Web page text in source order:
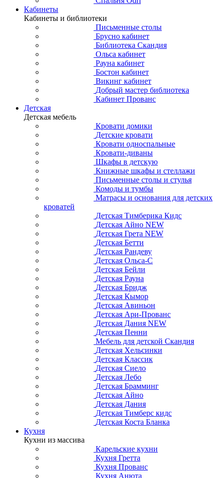
Кабинеты
Кабинеты и библиотеки
Письменные столы
Брусно кабинет
Библиотека Скандия
Ольса кабинет
Рауна кабинет
Бостон кабинет
Викинг кабинет
Добрый мастер библиотека
Кабинет Прованс
Детская
Детская мебель
Кровати домики
Детские кровати
Кровати односпальные
Кровати-диваны
Шкафы в детскую
Книжные шкафы и стеллажи
Письменные столы и стулья
Комоды и тумбы
Матрасы и основания для детских
кроватей
Детская Тимберика Кидс
Детская Айно NEW
Детская Грета NEW
Детская Бетти
Детская Рандеву
Детская Ольса-С
Детская Бейли
Детская Рауна
Детская Бридж
Детская Кымор
Детская Авиньон
Детская Ари-Прованс
Детская Дания NEW
Детская Пенни
Мебель для детской Скандия
Детская Хельсинки
Детская Классик
Детская Сиело
Детская Лебо
Детская Брамминг
Детская Айно
Детская Дания
Детская Тимберс кидс
Детская Коста Бланка
Кухня
Кухни из массива
Карельские кухни
Кухня Гретта
Кухня Прованс
Кухня Анюта